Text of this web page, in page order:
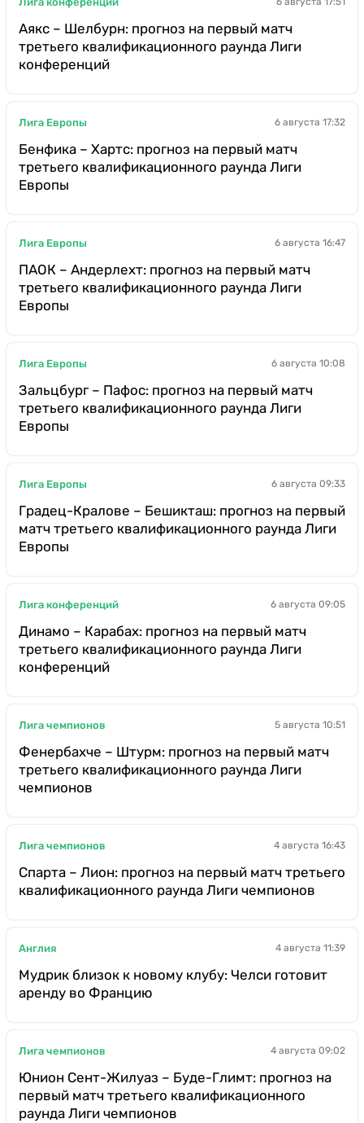
Аякс – Шелбурн: прогноз на первый матч
третьего квалификационного раунда Лиги
конференций
Лига Европы 6 августа 17:32
Бенфика – Хартс: прогноз на первый матч
третьего квалификационного раунда Лиги
Европы
Лига Европы 6 августа 16:47
ПАОК – Андерлехт: прогноз на первый матч
третьего квалификационного раунда Лиги
Европы
Лига Европы 6 августа 10:08
Зальцбург – Пафос: прогноз на первый матч
третьего квалификационного раунда Лиги
Европы
Лига Европы 6 августа 09:33
Градец-Кралове – Бешикташ: прогноз на первый
матч третьего квалификационного раунда Лиги
Европы
Лига конференций 6 августа 09:05
Динамо – Карабах: прогноз на первый матч
третьего квалификационного раунда Лиги
конференций
Лига чемпионов 5 августа 10:51
Фенербахче – Штурм: прогноз на первый матч
третьего квалификационного раунда Лиги
чемпионов
Лига чемпионов 4 августа 16:43
Спарта – Лион: прогноз на первый матч третьего
квалификационного раунда Лиги чемпионов
Англия 4 августа 11:39
Мудрик близок к новому клубу: Челси готовит
аренду во Францию
Лига чемпионов 4 августа 09:02
Юнион Сент-Жилуаз – Буде-Глимт: прогноз на
первый матч третьего квалификационного
раунда Лиги чемпионов